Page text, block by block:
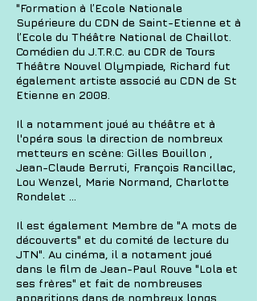
"Formation à l’Ecole Nationale
Supérieure du CDN de Saint-Etienne et à
l’Ecole du Théâtre National de Chaillot.
Comédien du J.T.R.C. au CDR de Tours
Théâtre Nouvel Olympiade, Richard fut
également artiste associé au CDN de St
Etienne en 2008.
Il a notamment joué au théâtre et à
l'opéra sous la direction de nombreux
metteurs en scène: Gilles Bouillon ,
Jean-Claude Berruti, François Rancillac,
Lou Wenzel, Marie Normand, Charlotte
Rondelet ...
Il est également Membre de "A mots de
découverts" et du comité de lecture du
JTN". Au cinéma, il a notament joué
dans le film de Jean-Paul Rouve "Lola et
ses frères" et fait de nombreuses
apparitions dans de nombreux longs